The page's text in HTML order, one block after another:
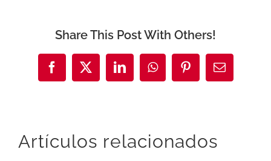
Share This Post With Others!
Facebook
X LinkedInWhatsAppPinterestCorreo
Artículos relacionados